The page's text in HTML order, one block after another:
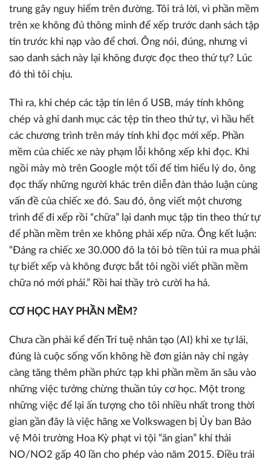
trung gây nguy hiểm trên đường. Tôi trả lời, vì phần mềm
trên xe không đủ thông minh để xếp trước danh sách tập
tin trước khi nạp vào để chơi. Ông nói, đúng, nhưng vì
sao danh sách này lại không được đọc theo thứ tự? Lúc
đó thì tôi chịu.
Thì ra, khi chép các tập tin lên ổ USB, máy tính không
chép và ghi danh mục các tệp tin theo thứ tự, vì hầu hết
các chương trình trên máy tính khi đọc mới xếp. Phần
mềm của chiếc xe này phạm lỗi không xếp khi đọc. Khi
ngồi mày mò trên Google một tối để tìm hiểu lý do, ông
đọc thấy những người khác trên diễn đàn thảo luận cùng
vấn đề của chiếc xe đó. Sau đó, ông viết một chương
trình để đi xếp rồi “chữa” lại danh mục tập tin theo thứ tự
để phần mềm trên xe không phải xếp nữa. Ông kết luận:
“Đáng ra chiếc xe 30.000 đô la tôi bỏ tiền túi ra mua phải
tự biết xếp và không được bắt tôi ngồi viết phần mềm
chữa nó mới phải.” Rồi hai thầy trò cười ha hả.
CƠ HỌC HAY PHẦN MỀM?
Chưa cần phải kể đến Trí tuệ nhân tạo (AI) khi xe tự lái,
đúng là cuộc sống vốn không hề đơn giản này chỉ ngày
càng tăng thêm phần phức tạp khi phần mềm ăn sâu vào
những việc tưởng chừng thuần túy cơ học. Một trong
những việc để lại ấn tượng cho tôi nhiều nhất trong thời
gian gần đây là việc hãng xe Volkswagen bị Ủy ban Bảo
vệ Môi trường Hoa Kỳ phạt vì tội “ăn gian” khí thải
NO/NO2 gấp 40 lần cho phép vào năm 2015. Điều trái